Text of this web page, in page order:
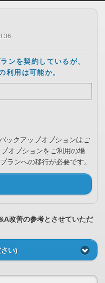
ンを契約しているが、
利用は可能か。
ックアップオプションはご
オプションをご利用の場
ランへの移行が必要です。
改善の参考とさせていただ
い)